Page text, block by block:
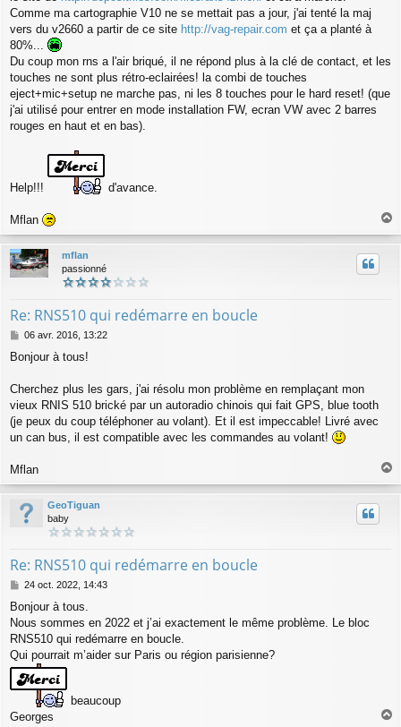
Comme ma cartographie V10 ne se mettait pas a jour, j'ai tenté la maj
vers du v2660 a partir de ce site http://vag-repair.com et ça a planté à
80%...
Du coup mon rns a l'air briqué, il ne répond plus à la clé de contact, et les
touches ne sont plus rétro-eclairées! la combi de touches
eject+mic+setup ne marche pas, ni les 8 touches pour le hard reset! (que
j'ai utilisé pour entrer en mode installation FW, ecran VW avec 2 barres
rouges en haut et en bas).
Help!!! d'avance.
Mflan
a
u
mflan
passionné
Re: RNS510 qui redémarre en boucle
M
s
a
g
06 avr. 2016, 13:22
Bonjour à tous!
Cherchez plus les gars, j'ai résolu mon problème en remplaçant mon
vieux RNIS 510 brické par un autoradio chinois qui fait GPS, blue tooth
(je peux du coup téléphoner au volant). Et il est impeccable! Livré avec
un can bus, il est compatible avec les commandes au volant!
Mflan
a
u
GeoTiguan
baby
Re: RNS510 qui redémarre en boucle
M
s
s
a
g
24 oct. 2022, 14:43
Bonjour à tous.
Nous sommes en 2022 et j’ai exactement le même problème. Le bloc
RNS510 qui redémarre en boucle.
Qui pourrait m’aider sur Paris ou région parisienne?
beaucoup
Georges